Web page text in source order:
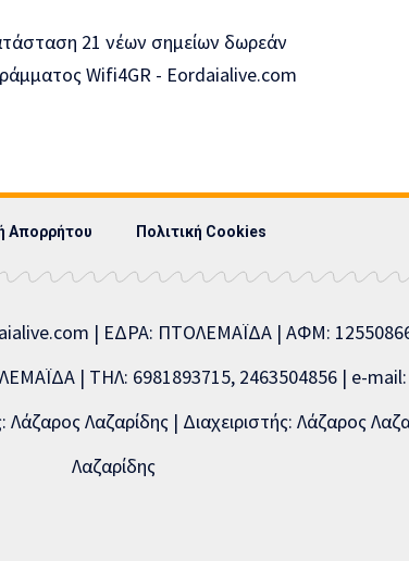
Απορρήτου Πολιτική Cookies
| ΕΔΡΑ: ΠΤΟΛΕΜΑΪΔΑ | ΑΦΜ:
| ΤΗΛ: 6981893715, 2463504856 | e-
Λαζαρίδης | Διαχειριστής: Λάζαρος
Λαζαρίδης